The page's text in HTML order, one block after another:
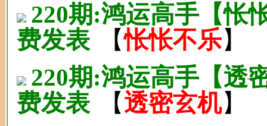
220期:鸿运高手【
费发表
【怅怅不乐】
220期:鸿运高手【
费发表
【透密玄机】